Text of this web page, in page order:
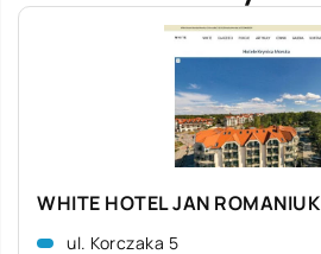
WHITE HOTEL JAN ROMANIUK
ul. Korczaka 5